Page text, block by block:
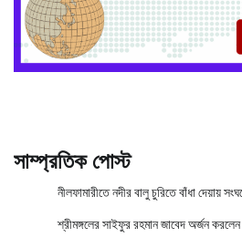
সাম্প্রতিক পোস্ট
নীলফামারীতে নদীর বালু চুরিতে বাঁধা দেয়ায়
শ্রীমঙ্গলের সাইফুর রহমান জাবেদ অর্জন